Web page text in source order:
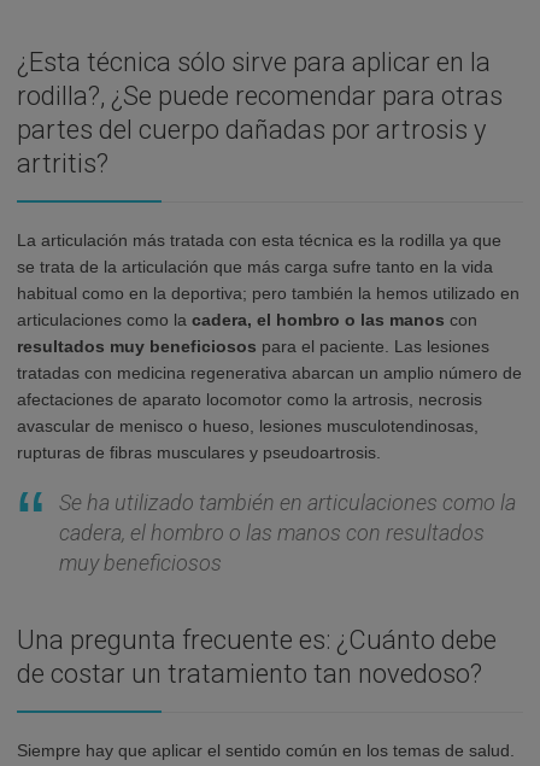
¿Esta técnica sólo sirve para aplicar en la
rodilla?, ¿Se puede recomendar para otras
partes del cuerpo dañadas por artrosis y
artritis?
La articulación más tratada con esta técnica es la rodilla ya que
se trata de la articulación que más carga sufre tanto en la vida
habitual como en la deportiva; pero también la hemos utilizado en
articulaciones como la cadera, el hombro o las manos con
resultados muy beneficiosos para el paciente. Las lesiones
tratadas con medicina regenerativa abarcan un amplio número de
afectaciones de aparato locomotor como la artrosis, necrosis
avascular de menisco o hueso, lesiones musculotendinosas,
rupturas de fibras musculares y pseudoartrosis.
Se ha utilizado también en articulaciones como la
cadera, el hombro o las manos con resultados
muy beneficiosos
Una pregunta frecuente es: ¿Cuánto debe
de costar un tratamiento tan novedoso?
Siempre hay que aplicar el sentido común en los temas de salud.